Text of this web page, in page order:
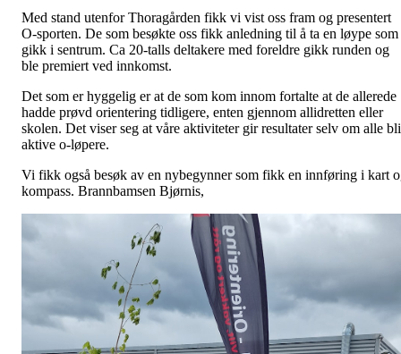
Med stand utenfor Thoragården fikk vi vist oss fram og presentert
O-sporten. De som besøkte oss fikk anledning til å ta en løype som
gikk i sentrum. Ca 20-talls deltakere med foreldre gikk runden og
ble premiert ved innkomst.
Det som er hyggelig er at de som kom innom fortalte at de allerede
hadde prøvd orientering tidligere, enten gjennom allidretten eller
skolen. Det viser seg at våre aktiviteter gir resultater selv om alle
aktive o-løpere.
Vi fikk også besøk av en nybegynner som fikk en innføring i kart
kompass. Brannbamsen Bjørnis,